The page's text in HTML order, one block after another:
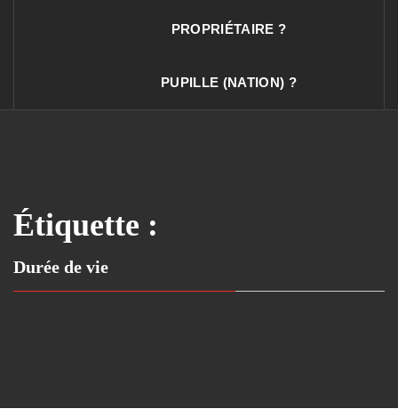
PROPRIÉTAIRE ?
PUPILLE (NATION) ?
Étiquette :
Durée de vie